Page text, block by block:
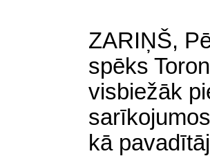
ZARIŅŠ,
spēks
visbiežāk
kā